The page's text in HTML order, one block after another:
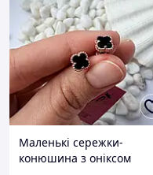
Маленькі сережки-
конюшина з оніксом